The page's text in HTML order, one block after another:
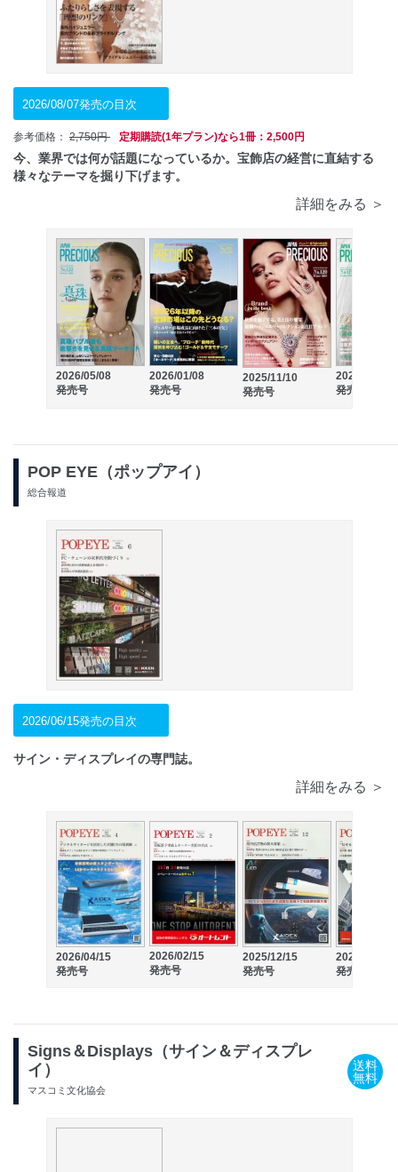
2026/08/07発売の目次
参考価格： 2,750円 定期購読(1年プラン)なら1冊：2,500円
今、業界では何が話題になっているか。宝飾店の経営に直結する
様々なテーマを掘り下げます。
詳細をみる ＞
2026/05/08
発売号
2026/01/08
発売号
2025/11/10
発売号
2025/08/08
発売号
POP EYE（ポップアイ）
総合報道
2026/06/15発売の目次
サイン・ディスプレイの専門誌。
詳細をみる ＞
2026/04/15
発売号
2026/02/15
発売号
2025/12/15
発売号
2025/10/15
発売号
Signs＆Displays（サイン＆ディスプレ
イ）
マスコミ文化協会
送料
無料